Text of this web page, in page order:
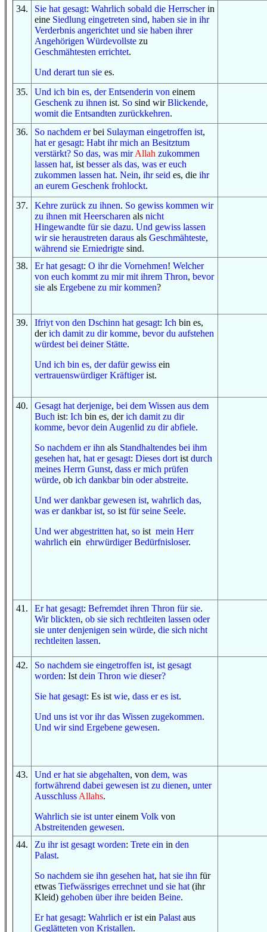
34. Sie hat gesagt: Wahrlich sobald die Herrscherin
eine Siedlung eingetreten sind, haben sie in ihr
Verderbnis angerichtet und sie haben ihrer
Angehörigen Würdevollste zu
Geschmähtesten errichtet.
Und derart tun sie es.
35. Und ich bin es, der Entsenderin von einem
Geschenk zu ihnen ist. So sind wirBlickende,
womit die Entsandten zurückkehren.
36. So nachdem erbei Sulayman eingetroffen ist,
hat er gesagt: Habt ihr mich an Besitztum
verstärkt? So das, was mir Allah zukommen
lassen hat, ist besser als das, was er euch
zukommen lassen hat. Nein, ihr seid es, die ihr
an eurem Geschenk frohlockt.
37. Kehre zurück zu ihnen. So gewiss kommen wir
zu ihnen mit Heerscharen als nicht
Hingewandte für sie dazu. Und gewiss lassen
wir sie heraustreten daraus als Geschmähteste,
während sie Erniedrigte sind.
38. Er hat gesagt: O ihrdie Vornehmen! Welcher
von euch kommt zu mir mit ihrem Thron, bevor
sie als Ergebene zu mir kommen?
39. Ifriyt von den Dschinn hat gesagt: Ich bin es,
derich damit zu dir komme, bevor du aufstehen
würdest bei deiner Stätte.
Und ich bin es, der dafür gewiss ein
vertrauenswürdiger Kräftigerist.
40. Gesagt hat derjenige, bei dem Wissen aus dem
Buch ist: Ich bin es, derich damit zu dir
komme, bevor dein Augenlid zu dirabfiele.
So nachdem er ihn als Standhaltendes bei ihm
gesehen hat, hat er gesagt: Dieses dort ist durch
meines Herrn Gunst, dass er mich prüfen
würde, ob ich dankbar bin oder abstreite.
Und wer dankbar gewesen ist, wahrlich das,
was er dankbar ist, so ist fürseine Seele.
Und wer abgestritten hat, so ist mein Herr
wahrlich ein ehrwürdiger Bedürfnisloser.
41 . Er hat gesagt: Befremdet ihren Thron für sie.
Wir blickten, ob sie sich rechtleiten lassen oder
sie unterdenjenigen sein würde, die sich nicht
rechtleiten lassen.
42. So nachdem sie eingetroffen ist, ist gesagt
worden: Ist dein Thron wie dieser?
Sie hat gesagt: Es ist wie, dass er es ist.
Und uns ist vor ihr das Wissen zugekommen.
Und wir sind Ergebene gewesen.
43. Und er hat sie abgehalten, von dem, was
fortwährend dabei gewesen ist zu dienen, unter
Ausschluss Allahs.
Wahrlich sie ist untereinem Volk von
Abstreitenden gewesen.
44. Zu ihr ist gesagt worden: Trete ein in den
Palast.
So nachdem sie ihn gesehen hat, hat sie ihn für
etwas Tiefwässriges errechnet und sie hat (ihr
Kleid) gehoben überihre beiden Beine.
Er hat gesagt: Wahrlich erist ein Palast aus
Geglätteten von Kristallen.